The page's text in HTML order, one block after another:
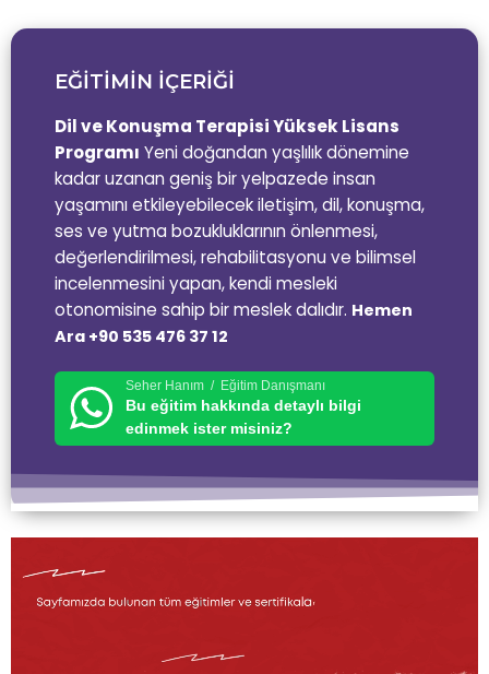
EĞİTİMİN İÇERİĞİ
Dil ve Konuşma Terapisi Yüksek Lisans
Programı Yeni doğandan yaşlılık dönemine
kadar uzanan geniş bir yelpazede insan
yaşamını etkileyebilecek iletişim, dil, konuşma,
ses ve yutma bozukluklarının önlenmesi,
değerlendirilmesi, rehabilitasyonu ve bilimsel
incelenmesini yapan, kendi mesleki
otonomisine sahip bir meslek dalıdır. Hemen
Ara +90 535 476 37 12
Seher Hanım / Eğitim Danışmanı
Bu eğitim hakkında detaylı bilgi
edinmek ister misiniz?